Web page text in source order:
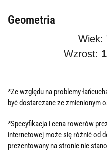
Geometria
Wiek:
Wzrost:
*Ze względu na problemy
być dostarczane ze zmienionym
*Specyfikacja i cena rowerów
internetowej może się różnić od
prezentowany na stronie nie